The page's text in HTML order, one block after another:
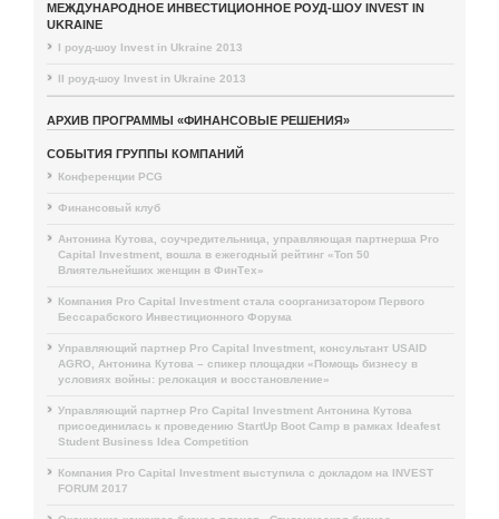
МЕЖДУНАРОДНОЕ ИНВЕСТИЦИОННОЕ РОУД-ШОУ INVEST IN
UKRAINE
I роуд-шоу Invest in Ukraine 2013
II роуд-шоу Invest in Ukraine 2013
АРХИВ ПРОГРАММЫ «ФИНАНСОВЫЕ РЕШЕНИЯ»
СОБЫТИЯ ГРУППЫ КОМПАНИЙ
Конференции PCG
Финансовый клуб
Антонина Кутова, соучредительница, управляющая партнерша Pro
Capital Investment, вошла в ежегодный рейтинг «Топ 50
Влиятельнейших женщин в ФинТех»
Компания Pro Capital Investment стала соорганизатором Первого
Бессарабского Инвестиционного Форума
Управляющий партнер Pro Capital Investment, консультант USAID
AGRO, Антонина Кутова – спикер площадки «Помощь бизнесу в
условиях войны: релокация и восстановление»
Управляющий партнер Pro Capital Investment Антонина Кутова
присоединилась к проведению StartUp Boot Camp в рамках Ideafest
Student Business Idea Competition
Компания Pro Capital Investment выступила с докладом на INVEST
FORUM 2017